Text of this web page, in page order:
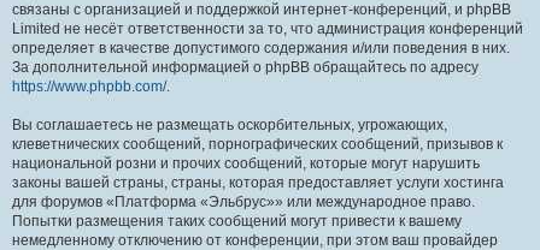
связаны с организацией и поддержкой интернет-конференций, и phpBB
Limited не несёт ответственности за то, что администрация конференций
определяет в качестве допустимого содержания и/или поведения в них.
За дополнительной информацией о phpBB обращайтесь по адресу
https://www.phpbb.com/.
Вы соглашаетесь не размещать оскорбительных, угрожающих,
клеветнических сообщений, порнографических сообщений, призывов к
национальной розни и прочих сообщений, которые могут нарушить
законы вашей страны, страны, которая предоставляет услуги хостинга
для форумов «Платформа «Эльбрус»» или международное право.
Попытки размещения таких сообщений могут привести к вашему
немедленному отключению от конференции, при этом ваш провайдер